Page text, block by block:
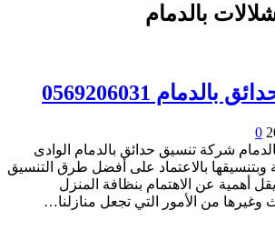
بالدمام
0569206031
0
شركة تنسيق حدائق بالدمام الوادى
وبتنسيقها بالاعتماد على أفضل طرق التنسيق
يقل أهمية عن الاهتمام بنظافة المنزل
وغيرها من الأمور التي تجعل منازلنا…